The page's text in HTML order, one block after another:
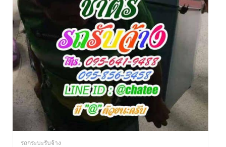
รถกระบะรับจ้าง